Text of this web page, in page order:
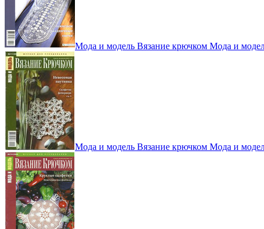
Мода и модель Вязание крючком Мода и
Мода и модель Вязание крючком Мода и